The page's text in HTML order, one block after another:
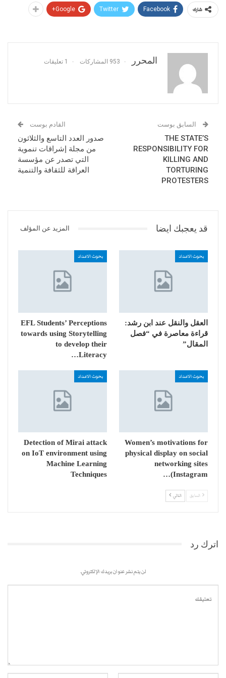
شارك Facebook
Twitter
Google+
المحرر 953 المشاركات 1 تعليقات
السابق بوست
THE STATE’S
RESPONSIBILITY FOR
KILLING AND
TORTURING
PROTESTERS
القادم بوست
صدور العدد التاسع والثلاثون
من مجلة إشراقات تنموية
التي تصدر عن مؤسسة
العراقة للثقافة والتنمية
قد يعجبك ايضا المزيد عن المؤلف
بحوث الاعداد
العقل والنقل عند ابن رشد:
قراءة معاصرة في “فصل
المقال”
بحوث الاعداد
EFL Students’ Perceptions
towards using Storytelling
to develop their
Literacy…
بحوث الاعداد
Women’s motivations for
physical display on social
networking sites
(Instagram…
بحوث الاعداد
Detection of Mirai attack
on IoT environment using
Machine Learning
Techniques
السابق التالي
اترك رد
لن يتم نشر عنوان بريدك الإلكتروني.